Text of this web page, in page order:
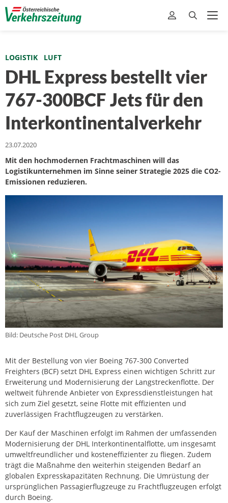
LOGISTIK LUFT
DHL Express bestellt vier
767-300BCF Jets für den
Interkontinentalverkehr
23.07.2020
Mit den hochmodernen Frachtmaschinen will das
Logistikunternehmen im Sinne seiner Strategie 2025 die CO2-
Emissionen reduzieren.
Bild: Deutsche Post DHL Group
Mit der Bestellung von vier Boeing 767-300 Converted
Freighters (BCF) setzt DHL Express einen wichtigen Schritt zur
Erweiterung und Modernisierung der Langstreckenflotte. Der
weltweit führende Anbieter von Expressdienstleistungen hat
sich zum Ziel gesetzt, seine Flotte mit effizienten und
zuverlässigen Frachtflugzeugen zu verstärken.
Der Kauf der Maschinen erfolgt im Rahmen der umfassenden
Modernisierung der DHL Interkontinentalflotte, um insgesamt
umweltfreundlicher und kosteneffizienter zu fliegen. Zudem
trägt die Maßnahme den weiterhin steigenden Bedarf an
globalen Expresskapazitäten Rechnung. Die Umrüstung der
ursprünglichen Passagierflugzeuge zu Frachtflugzeugen erfolgt
durch Boeing.